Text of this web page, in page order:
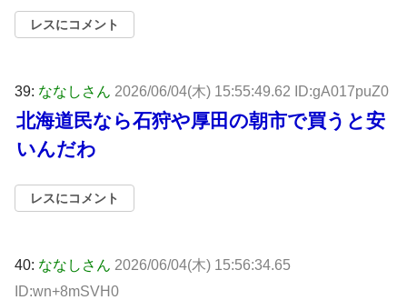
レスにコメント
39: ななしさん 2026/06/04(木) 15:55:49.62 ID:gA017puZ0
北海道民なら石狩や厚田の朝市で買うと安
いんだわ
レスにコメント
40: ななしさん 2026/06/04(木) 15:56:34.65
ID:wn+8mSVH0